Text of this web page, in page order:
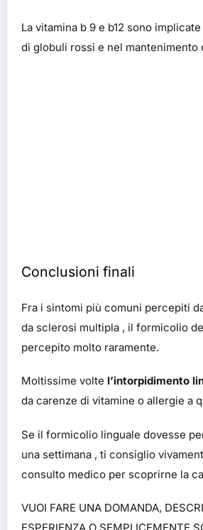
La vitamina b 9 e b12 sono
di globuli rossi e nel mantenimento
Conclusioni finali
Fra i sintomi più comuni percepiti
da sclerosi multipla , il formicolio
percepito molto raramente.
Moltissime volte l’intorpidimento
da carenze di vitamine o allergie a
Se il formicolio linguale dovesse
una settimana , ti consiglio
consulto medico per scoprirne la
VUOI FARE UNA DOMANDA,